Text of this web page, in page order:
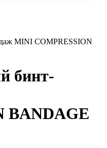
MINI COMPRESSION
бинт-
BANDAGE